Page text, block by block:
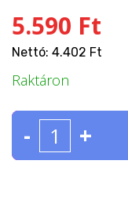
5.590 Ft
Nettó: 4.402 Ft
Raktáron
- +